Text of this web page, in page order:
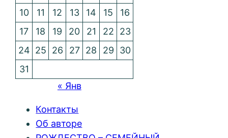
10
11 12 13 14 15
16
17
18 19 20 21 22
23
24 25 26 27 28 29
30
31
« Янв
Контакты
Об авторе